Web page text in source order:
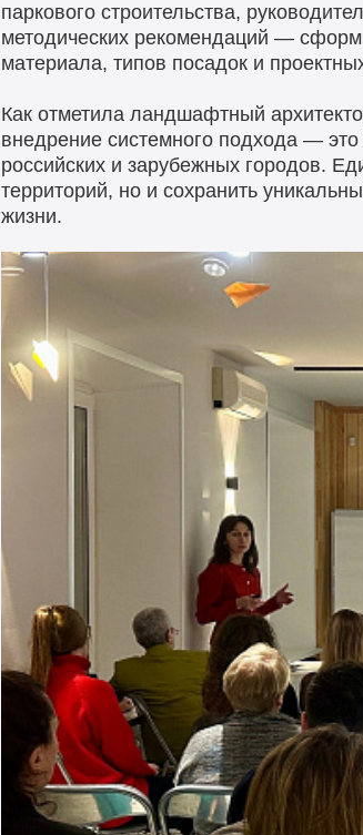
паркового строительства,
методических рекомендаций —
материала, типов посадок и
Как отметила ландшафтный
внедрение системного подхода —
российских и зарубежных городов.
территорий, но и сохранить
жизни.